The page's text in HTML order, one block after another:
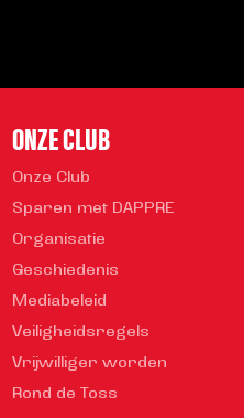
ONZE CLUB
Onze Club
Sparen met DAPPRE
Organisatie
Geschiedenis
Mediabeleid
Veiligheidsregels
Vrijwilliger worden
Rond de Toss